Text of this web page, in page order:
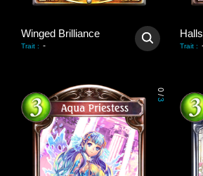
Winged Brilliance
Trait : - Trait :
0
/
3